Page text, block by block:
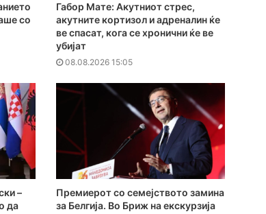
со
Габор Мате: Акутниот стрес,
акутните кортизол и адреналин ќе
ве спасат, кога се хронични ќе ве
убијат
08.08.2026 15:05
–
да
Премиерот со семејството замина
за Белгија. Во Бриж на екскурзија